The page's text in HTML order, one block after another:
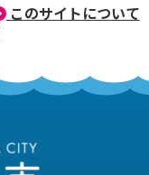
このサイトについて